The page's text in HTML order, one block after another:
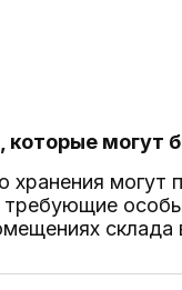
которые могут
хранения
склада